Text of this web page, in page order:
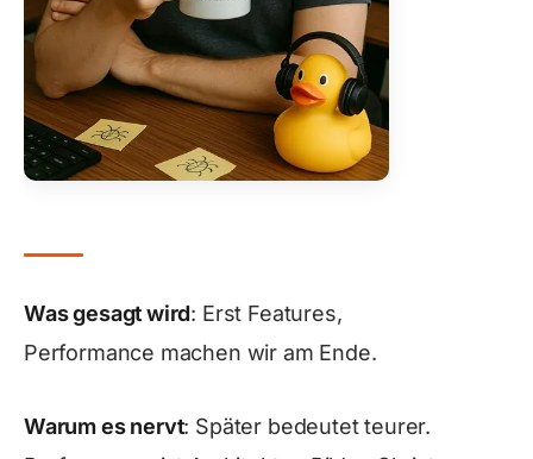
Was gesagt wird: Erst Features,
Performance machen wir am Ende.
Warum es nervt: Später bedeutet teurer.